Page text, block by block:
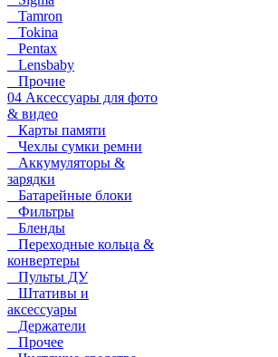
Tamron
Tokina
Pentax
Lensbaby
Прочие
04 Аксессуары для фото
& видео
Карты памяти
Чехлы сумки ремни
Аккумуляторы &
зарядки
Батарейные блоки
Фильтры
Бленды
Переходные кольца &
конвертеры
Пульты ДУ
Штативы и
аксессуары
Держатели
Прочее